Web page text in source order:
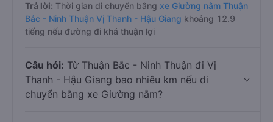
Trả lời: Thời gian di chuyển bằng xe Giường nằm Thuận
Bắc - Ninh Thuận Vị Thanh - Hậu Giang khoảng 12.9
tiếng nếu đường đi khá thuận lợi
Câu hỏi: Từ Thuận Bắc - Ninh Thuận đi Vị
Thanh - Hậu Giang bao nhiêu km nếu di
chuyển bằng xe Giường nằm?